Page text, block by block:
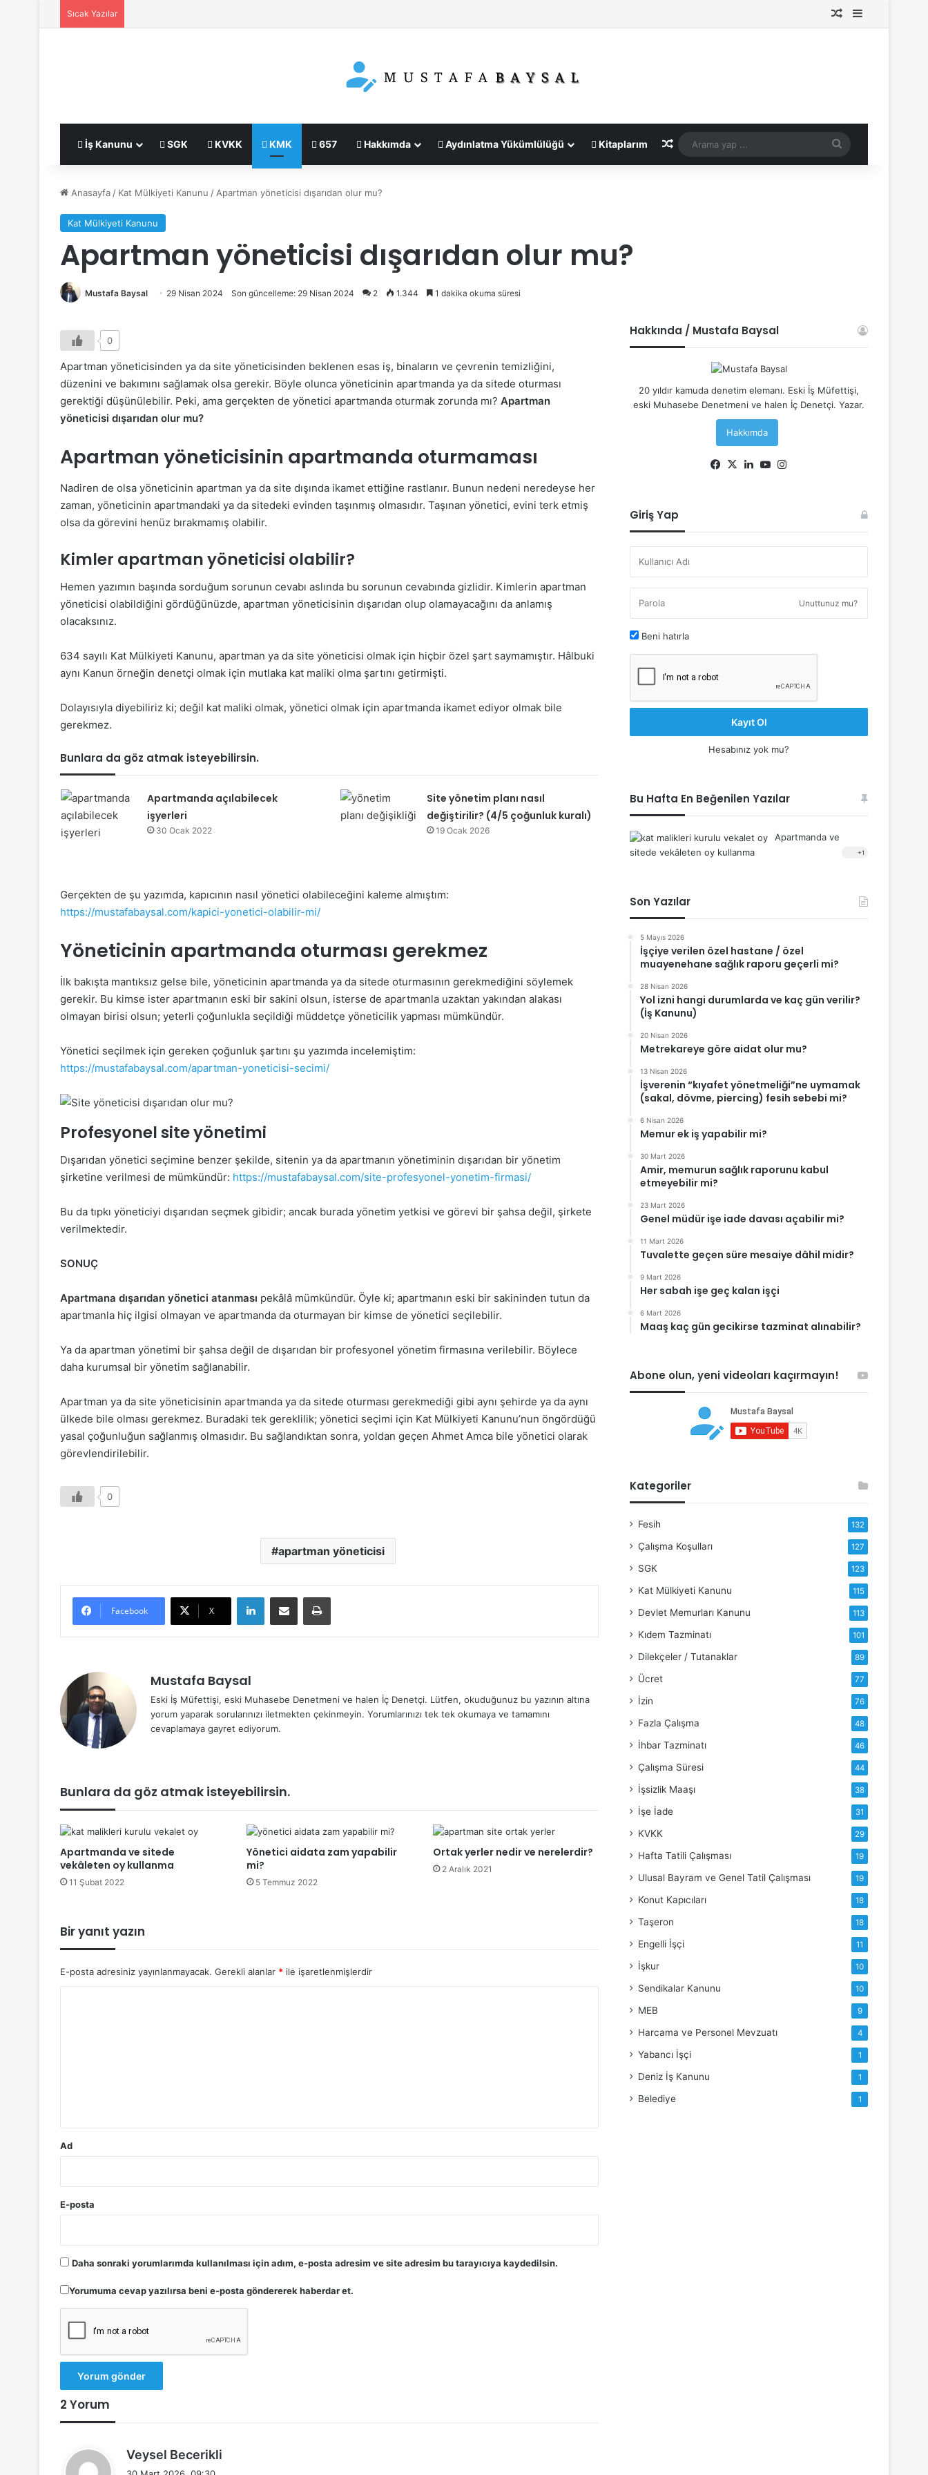
Sıcak Yazılar Rastgele Makale
Kenar
İş Kanunu SGK KVKK KMK 657 Hakkımda Aydınlatma Yükümlülüğü Kitaplarım Rastgele Makale
Arama
yap
Anasayfa / Kat Mülkiyeti Kanunu / Apartman yöneticisi dışarıdan olur mu?
Kat Mülkiyeti Kanunu
Apartman yöneticisi dışarıdan olur mu?
Mustafa Baysal 29 Nisan 2024 Son güncelleme: 29 Nisan 2024 2 1.344 1 dakika okuma süresi
0
Apartman yöneticisinden ya da site yöneticisinden beklenen esas iş, binaların ve çevrenin temizliğini,
düzenini ve bakımını sağlamak olsa gerekir. Böyle olunca yöneticinin apartmanda ya da sitede oturması
gerektiği düşünülebilir. Peki, ama gerçekten de yönetici apartmanda oturmak zorunda mı? Apartman
yöneticisi dışarıdan olur mu?
Apartman yöneticisinin apartmanda oturmaması
Nadiren de olsa yöneticinin apartman ya da site dışında ikamet ettiğine rastlanır. Bunun nedeni neredeyse her
zaman, yöneticinin apartmandaki ya da sitedeki evinden taşınmış olmasıdır. Taşınan yönetici, evini terk etmiş
olsa da görevini henüz bırakmamış olabilir.
Kimler apartman yöneticisi olabilir?
Hemen yazımın başında sorduğum sorunun cevabı aslında bu sorunun cevabında gizlidir. Kimlerin apartman
yöneticisi olabildiğini gördüğünüzde, apartman yöneticisinin dışarıdan olup olamayacağını da anlamış
olacaksınız.
634 sayılı Kat Mülkiyeti Kanunu, apartman ya da site yöneticisi olmak için hiçbir özel şart saymamıştır. Hâlbuki
aynı Kanun örneğin denetçi olmak için mutlaka kat maliki olma şartını getirmişti.
Dolayısıyla diyebiliriz ki; değil kat maliki olmak, yönetici olmak için apartmanda ikamet ediyor olmak bile
gerekmez.
Bunlara da göz atmak isteyebilirsin.
Apartmanda açılabilecek
işyerleri
30 Ocak 2022
Site yönetim planı nasıl
değiştirilir? (4/5 çoğunluk kuralı)
19 Ocak 2026
Gerçekten de şu yazımda, kapıcının nasıl yönetici olabileceğini kaleme almıştım:
https://mustafabaysal.com/kapici-yonetici-olabilir-mi/
Yöneticinin apartmanda oturması gerekmez
İlk bakışta mantıksız gelse bile, yöneticinin apartmanda ya da sitede oturmasının gerekmediğini söylemek
gerekir. Bu kimse ister apartmanın eski bir sakini olsun, isterse de apartmanla uzaktan yakından alakası
olmayan birisi olsun; yeterli çoğunlukla seçildiği müddetçe yöneticilik yapması mümkündür.
Yönetici seçilmek için gereken çoğunluk şartını şu yazımda incelemiştim:
https://mustafabaysal.com/apartman-yoneticisi-secimi/
Profesyonel site yönetimi
Dışarıdan yönetici seçimine benzer şekilde, sitenin ya da apartmanın yönetiminin dışarıdan bir yönetim
şirketine verilmesi de mümkündür: https://mustafabaysal.com/site-profesyonel-yonetim-firmasi/
Bu da tıpkı yöneticiyi dışarıdan seçmek gibidir; ancak burada yönetim yetkisi ve görevi bir şahsa değil, şirkete
verilmektedir.
SONUÇ
Apartmana dışarıdan yönetici atanması pekâlâ mümkündür. Öyle ki; apartmanın eski bir sakininden tutun da
apartmanla hiç ilgisi olmayan ve apartmanda da oturmayan bir kimse de yönetici seçilebilir.
Ya da apartman yönetimi bir şahsa değil de dışarıdan bir profesyonel yönetim firmasına verilebilir. Böylece
daha kurumsal bir yönetim sağlanabilir.
Apartman ya da site yöneticisinin apartmanda ya da sitede oturması gerekmediği gibi aynı şehirde ya da aynı
ülkede bile olması gerekmez. Buradaki tek gereklilik; yönetici seçimi için Kat Mülkiyeti Kanunu’nun öngördüğü
yasal çoğunluğun sağlanmış olmasıdır. Bu sağlandıktan sonra, yoldan geçen Ahmet Amca bile yönetici olarak
görevlendirilebilir.
0
apartman yöneticisi
Facebook X
LinkedInE-Posta ile paylaş Yazdır
Mustafa Baysal
Eski İş Müfettişi, eski Muhasebe Denetmeni ve halen İç Denetçi. Lütfen, okuduğunuz bu yazının altına
yorum yaparak sorularınızı iletmekten çekinmeyin. Yorumlarınızı tek tek okumaya ve tamamını
cevaplamaya gayret ediyorum.
Bunlara da göz atmak isteyebilirsin.
Apartmanda ve sitede
vekâleten oy kullanma
11 Şubat 2022
Yönetici aidata zam yapabilir
mi?
5 Temmuz 2022
Ortak yerler nedir ve nerelerdir?
2 Aralık 2021
Bir yanıt yazın
E-posta adresiniz yayınlanmayacak. Gerekli alanlar * ile işaretlenmişlerdir
Ad
E-posta
Daha sonraki yorumlarımda kullanılması için adım, e-posta adresim ve site adresim bu tarayıcıya kaydedilsin.
Yorumuma cevap yazılırsa beni e-posta göndererek haberdar et.
2 Yorum
Veysel Becerikli
Hakkında / Mustafa Baysal
20 yıldır kamuda denetim elemanı. Eski İş Müfettişi,
eski Muhasebe Denetmeni ve halen İç Denetçi. Yazar.
Hakkımda
Facebook
X LinkedInYouTube
Giriş Yap
Unuttunuz mu?
Beni hatırla
Kayıt Ol
Hesabınız yok mu?
Bu Hafta En Beğenilen Yazılar
Apartmanda ve
sitede vekâleten oy kullanma
+1
Son Yazılar
5 Mayıs 2026
İşçiye verilen özel hastane / özel
muayenehane sağlık raporu geçerli mi?
28 Nisan 2026
Yol izni hangi durumlarda ve kaç gün verilir?
(İş Kanunu)
20 Nisan 2026
Metrekareye göre aidat olur mu?
13 Nisan 2026
İşverenin “kıyafet yönetmeliği”ne uymamak
(sakal, dövme, piercing) fesih sebebi mi?
6 Nisan 2026
Memur ek iş yapabilir mi?
30 Mart 2026
Amir, memurun sağlık raporunu kabul
etmeyebilir mi?
23 Mart 2026
Genel müdür işe iade davası açabilir mi?
11 Mart 2026
Tuvalette geçen süre mesaiye dâhil midir?
9 Mart 2026
Her sabah işe geç kalan işçi
6 Mart 2026
Maaş kaç gün gecikirse tazminat alınabilir?
Abone olun, yeni videoları kaçırmayın!
Kategoriler
Fesih 132
Çalışma Koşulları 127
SGK 123
Kat Mülkiyeti Kanunu 115
Devlet Memurları Kanunu 113
Kıdem Tazminatı 101
Dilekçeler / Tutanaklar 89
Ücret 77
İzin 76
Fazla Çalışma 48
İhbar Tazminatı 46
Çalışma Süresi 44
İşsizlik Maaşı 38
İşe İade 31
KVKK 29
Hafta Tatili Çalışması 19
Ulusal Bayram ve Genel Tatil Çalışması 19
Konut Kapıcıları 18
Taşeron 18
Engelli İşçi 11
İşkur 10
Sendikalar Kanunu 10
MEB 9
Harcama ve Personel Mevzuatı 4
Yabancı İşçi 1
Deniz İş Kanunu 1
Belediye 1